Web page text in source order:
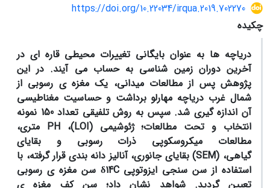
https://doi.org/10.22034/irqua.2019.702270
چکیده
دریاچه ها به عنوان بایگانی تغییرات محیطی قاره ای در
آخرین دوران زمین شناسی به حساب می آیند. در این
پژوهش پس از مطالعات میدانی، یک مغزه ی رسوبی از
شمال غرب دریاچه مهارلو برداشت و حساسیت مغناطیسی
آن اندازه گیری شد. سپس به روش تلفیقی تعداد 150 نمونه
انتخاب و تحت مطالعات؛ ژئوشیمی (LOI)،PH متری،
مطالعات میکروسکوپی ذرات رسوبی و بقایای
گیاهی، (SEM)بقایای جانوری، آنالیز دانه بندی قرار گرفته، با
استفاده از سن سنجی ایزوتوپیδ14C سن مغزه ی رسوبی
تعیین گردید. شواهد نشان داد؛ سن کف مغزه ی